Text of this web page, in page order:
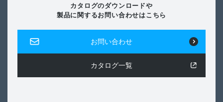
カタログのダウンロードや
製品に関するお問い合わせはこちら
お問い合わせ
カタログ一覧